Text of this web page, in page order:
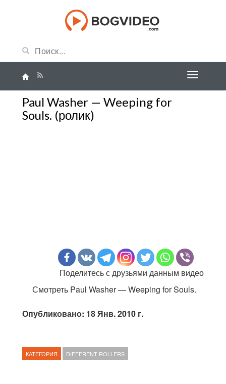
Paul Washer — Weeping for
Souls. (ролик)
Поделитесь с друзьями данным видео
Смотреть Paul Washer — Weeping for Souls.
Опубликовано: 18 Янв. 2010 г.
КАТЕГОРИЯ DIFFERENT ROLLERS